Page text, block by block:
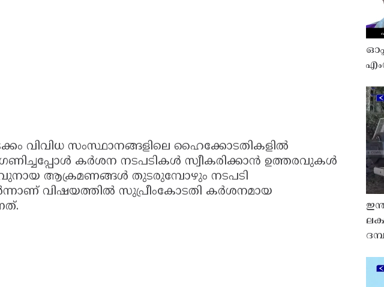
വിവിധ സംസ്ഥാനങ്ങളിലെ ഹൈക്കോടതികളിൽ
കർശന നടപടികൾ സ്വീകരിക്കാൻ ഉത്തരവുകൾ
ആക്രമണങ്ങൾ തുടരുമ്പോഴും നടപടി
വിഷയത്തിൽ സുപ്രീംകോടതി കർശനമായ